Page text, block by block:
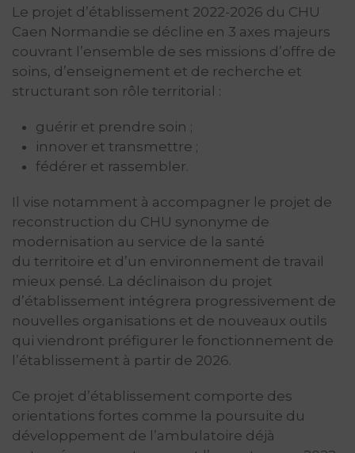
Le projet d’établissement 2022-2026 du CHU
Caen Normandie se décline en 3 axes majeurs
couvrant l’ensemble de ses missions d’offre de
soins, d’enseignement et de recherche et
structurant son rôle territorial :
guérir et prendre soin ;
innover et transmettre ;
fédérer et rassembler.
Il vise notamment à accompagner le projet de
reconstruction du CHU synonyme de
modernisation au service de la santé
du territoire et d’un environnement de travail
mieux pensé. La déclinaison du projet
d’établissement intégrera progressivement de
nouvelles organisations et de nouveaux outils
qui viendront préfigurer le fonctionnement de
l’établissement à partir de 2026.
Ce projet d’établissement comporte des
orientations fortes comme la poursuite du
développement de l’ambulatoire déjà